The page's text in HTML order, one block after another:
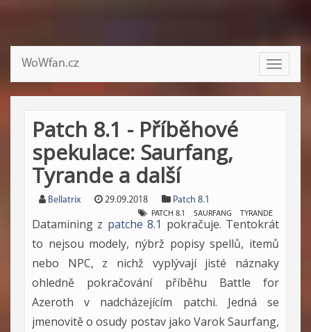
Toggle
WoWfan.cz
Patch 8.1 - Příběhové
spekulace: Saurfang,
Tyrande a další
Bellatrix 29.09.2018 Patch 8.1
PATCH 8.1 SAURFANG TYRANDE
Datamining z patche 8.1 pokračuje. Tentokrát
to nejsou modely, nýbrž popisy spellů, itemů
nebo NPC, z nichž vyplývají jisté náznaky
ohledně pokračování příběhu Battle for
Azeroth v nadcházejícím patchi. Jedná se
jmenovitě o osudy postav jako Varok Saurfang,